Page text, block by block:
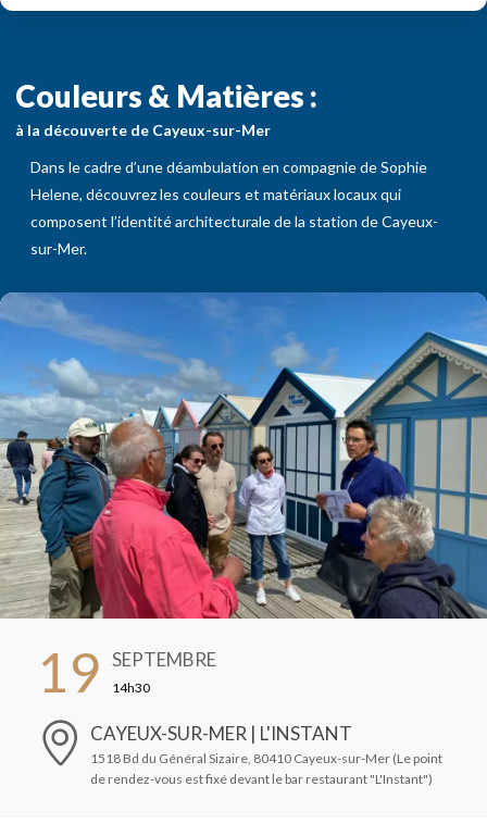
Couleurs & Matières :
à la découverte de Cayeux-sur-Mer
Dans le cadre d’une déambulation en compagnie de Sophie
Helene, découvrez les couleurs et matériaux locaux qui
composent l’identité architecturale de la station de Cayeux-
sur-Mer.
19 SEPTEMBRE
14h30
CAYEUX-SUR-MER | L'INSTANT
1518 Bd du Général Sizaire, 80410 Cayeux-sur-Mer (Le point
de rendez-vous est fixé devant le bar restaurant "L'Instant")